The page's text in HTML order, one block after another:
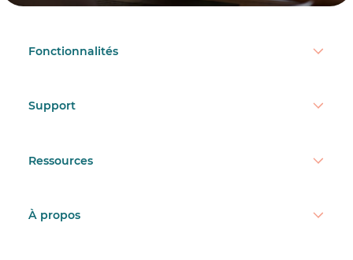
Fonctionnalités
Support
Ressources
À propos